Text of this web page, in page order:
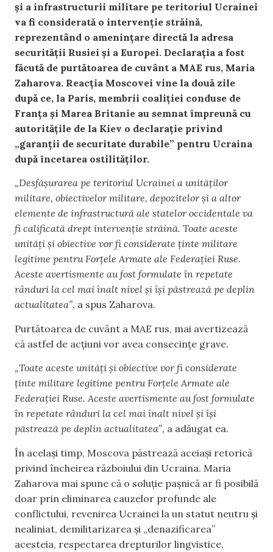
și a infrastructurii militare pe teritoriul Ucrainei
va fi considerată o intervenție străină,
reprezentând o amenințare directă la adresa
securității Rusiei și a Europei. Declarația a fost
făcută de purtătoarea de cuvânt a MAE rus, Maria
Zaharova. Reacția Moscovei vine la două zile
după ce, la Paris, membrii coaliției conduse de
Franța și Marea Britanie au semnat împreună cu
autoritățile de la Kiev o declarație privind
„garanții de securitate durabile” pentru Ucraina
după încetarea ostilităților.
„Desfășurarea pe teritoriul Ucrainei a unităților
militare, obiectivelor militare, depozitelor și a altor
elemente de infrastructură ale statelor occidentale va
fi calificată drept intervenție străină. Toate aceste
unități și obiective vor fi considerate ținte militare
legitime pentru Forțele Armate ale Federației Ruse.
Aceste avertismente au fost formulate în repetate
rânduri la cel mai înalt nivel și își păstrează pe deplin
actualitatea”, a spus Zaharova.
Purtătoarea de cuvânt a MAE rus, mai avertizează
că astfel de acțiuni vor avea consecințe grave.
„Toate aceste unități și obiective vor fi considerate
ținte militare legitime pentru Forțele Armate ale
Federației Ruse. Aceste avertismente au fost formulate
în repetate rânduri la cel mai înalt nivel și își
păstrează pe deplin actualitatea”, a adăugat ea.
În același timp, Moscova păstrează aceiași retorică
privind încheirea războiului din Ucraina. Maria
Zaharova mai spune că o soluție pașnică ar fi posibilă
doar prin eliminarea cauzelor profunde ale
conflictului, revenirea Ucrainei la un statut neutru și
nealiniat, demilitarizarea și „denazificarea”
acesteia, respectarea drepturilor lingvistice,